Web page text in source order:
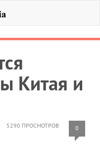
Китая и
5290 ПРОСМОТРОВ 0